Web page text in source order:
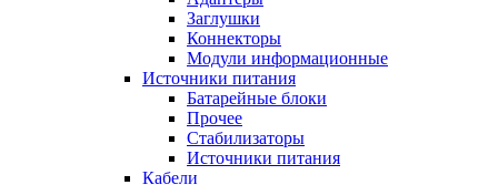
Заглушки
Коннекторы
Модули информационные
Источники питания
Батарейные блоки
Прочее
Стабилизаторы
Источники питания
Кабели